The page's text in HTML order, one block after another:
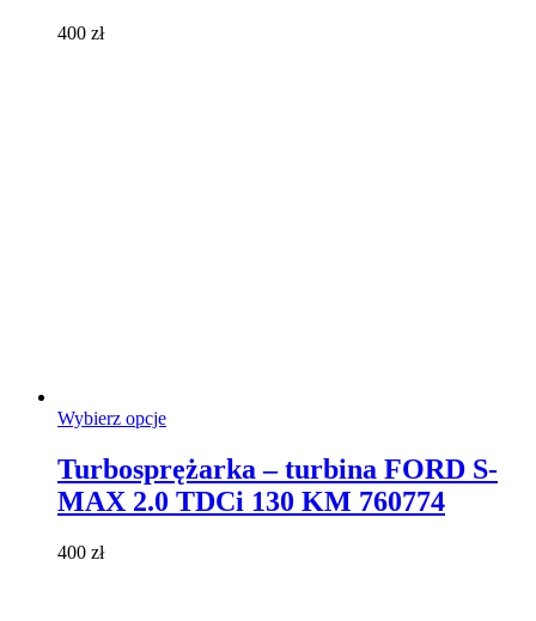
400 zł
Wybierz opcjeTen
wiele
wariantów.
Turbosprężarka – turbina FORD S-
MAX 2.0 TDCi 130 KM 760774
400 zł